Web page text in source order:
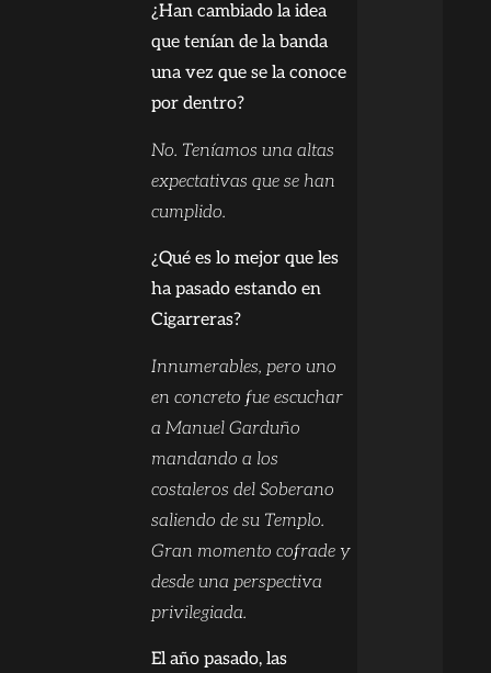
¿Han cambiado la idea
que tenían de la banda
una vez que se la conoce
por dentro?
No. Teníamos una altas
expectativas que se han
cumplido.
¿Qué es lo mejor que les
ha pasado estando en
Cigarreras?
Innumerables, pero uno
en concreto fue escuchar
a Manuel Garduño
mandando a los
costaleros del Soberano
saliendo de su Templo.
Gran momento cofrade y
desde una perspectiva
privilegiada.
El año pasado, las